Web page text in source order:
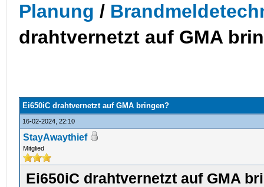
Planung /
drahtvernetzt auf GMA
Ei650iC drahtvernetzt auf GMA bringen?
16-02-2024, 22:10
StayAwaythief
Mitglied
Ei650iC drahtvernetzt auf GMA